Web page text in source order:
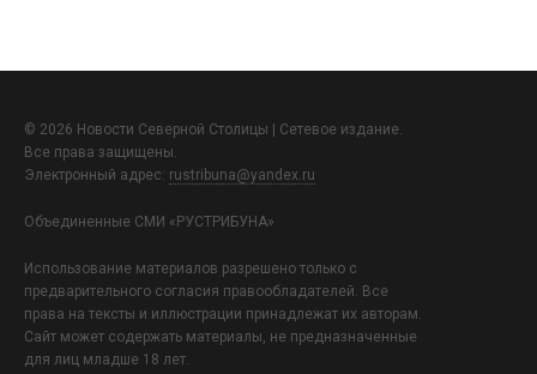
© 2026 Новости Северной Столицы | Сетевое издание.
Все права защищены.
Электронный адрес: rustribuna@yandex.ru
Объединенные СМИ «РУСТРИБУНА»
Использование материалов разрешено только с
предварительного согласия правообладателей. Все
права на тексты и иллюстрации принадлежат их авторам.
Сайт может содержать материалы, не предназначенные
для лиц младше 18 лет.